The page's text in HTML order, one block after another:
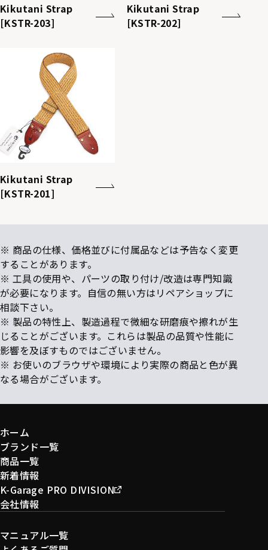
Kikutani Strap
[KSTR-203]
Kikutani Strap
[KSTR-202]
Kikutani Strap
[KSTR-201]
※ 商品の仕様、価格並びに付属品などは予告なく変更
することがあります。
※ 工具の使用や、パーツの取り付け/改造は専門知識
が必要になります。自信の無い方はリペアショップに
相談下さい。
※ 製品の特性上、製造過程で微細な研磨痕や擦れが生
じることがございます。これらは製品の品質や性能に
影響を及ぼすものではございません。
※ お使いのブラウザや環境により実際の商品と色が異
なる場合がございます。
ホーム
ブランド一覧
商品一覧
新着情報
K-Garage PRO DIVISION
会社情報
マニュアル一覧